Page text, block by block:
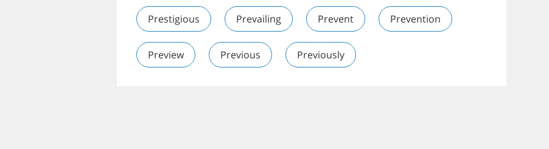
Prestigious Prevailing Prevent Prevention
Preview Previous Previously